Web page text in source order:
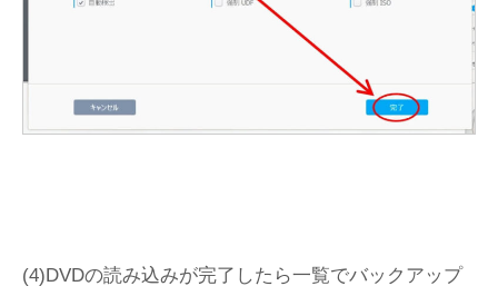
(4)DVDの読み込みが完了したら一覧でバックアップ